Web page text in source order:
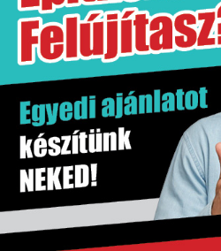
Kifutó termékek
Szakértő segítség
Gyors és megbízható